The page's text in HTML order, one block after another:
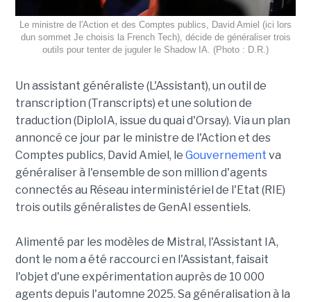
Le ministre de l'Action et des Comptes publics, David Amiel (ici lors
dun sommet Je choisis la French Tech), décide de généraliser trois
outils pour tenter de juguler le Shadow IA. (Photo : D.R.)
Un assistant généraliste (L'Assistant), un outil de
transcription (Transcripts) et une solution de
traduction (DiploIA, issue du quai d'Orsay). Via un plan
annoncé ce jour par le ministre de l'Action et des
Comptes publics, David Amiel, le Gouvernement va
généraliser à l'ensemble de son million d'agents
connectés au Réseau interministériel de l'Etat (RIE)
trois outils généralistes de GenAI essentiels.
Alimenté par les modèles de Mistral, l'Assistant IA,
dont le nom a été raccourci en l'Assistant, faisait
l'objet d'une expérimentation auprès de 10 000
agents depuis l'automne 2025. Sa généralisation à la